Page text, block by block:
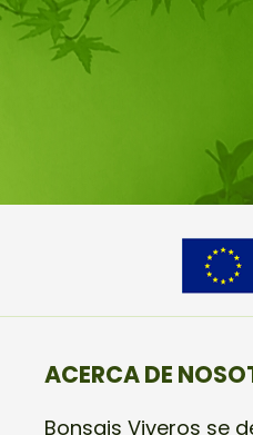
ACERCA DE
Bonsais Viveros se